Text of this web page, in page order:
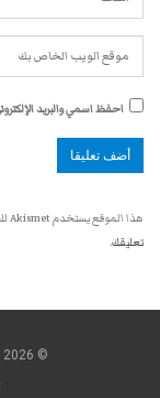
احفظ اسمي والبريد
هذا الموقع يستخدم Akismet للحدّ من التعليقات المزعجة والغير مرغوبة.
تعليقك.
© 2026 - اشراقات تنموية. All Rights Reserved.